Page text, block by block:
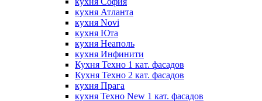
кухня Атланта
кухня Novi
кухня Юта
кухня Неаполь
кухня Инфинити
Кухня Техно 1 кат. фасадов
Кухня Техно 2 кат. фасадов
кухня Прага
кухня Техно New 1 кат. фасадов